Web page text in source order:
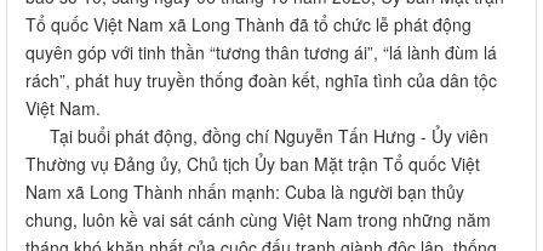
Thường vụ Đảng ủy, Chủ tịch Ủy ban Mặt trận Tổ quốc Việt
Nam xã Long Thành nhấn mạnh: Cuba là người bạn thủy
chung, luôn kề vai sát cánh cùng Việt Nam trong những năm
tháng khó khăn nhất của cuộc đấu tranh giành độc lập, thống
nhất đất nước. Vì vậy, việc ủng hộ nhân dân Cuba hôm nay
không chỉ là hành động nhân đạo mà còn là biểu hiện sâu sắc
của tình hữu nghị, của nghĩa tình quốc tế cao đẹp giữa hai dân
tộc Việt Nam - Cuba.
Cùng với đó, những thiệt hại nặng nề do cơn bão số 10 gây